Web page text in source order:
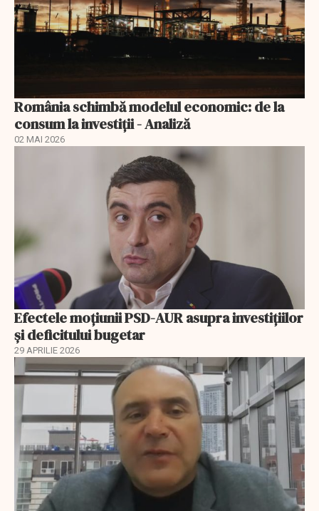
România schimbă modelul economic: de la
consum la investiții - Analiză
02 MAI 2026
Efectele moțiunii PSD-AUR asupra investițiilor
și deficitului bugetar
29 APRILIE 2026